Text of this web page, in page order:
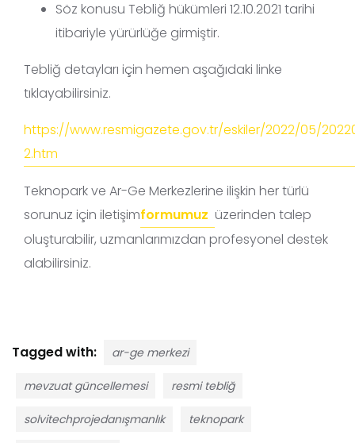
Söz konusu Tebliğ hükümleri 12.10.2021 tarihi
itibariyle yürürlüğe girmiştir.
Tebliğ detayları için hemen aşağıdaki linke
tıklayabilirsiniz.
https://www.resmigazete.gov.tr/eskiler/2022/05/
2.htm
Teknopark ve Ar-Ge Merkezlerine ilişkin her türlü
sorunuz için iletişimformumuz üzerinden talep
oluşturabilir, uzmanlarımızdan profesyonel destek
alabilirsiniz.
Tagged with: ar-ge merkezi
mevzuat güncellemesi resmi tebliğ
solvitechprojedanışmanlık teknopark